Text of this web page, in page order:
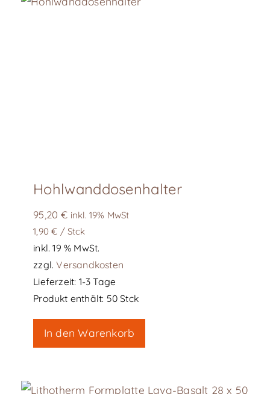
Hohlwanddosenhalter
95,20€ inkl. 19% MwSt
1,90€ / Stck
inkl. 19 % MwSt.
zzgl.Versandkosten
Lieferzeit: 1-3 Tage
Produkt enthält: 50Stck
In den Warenkorb